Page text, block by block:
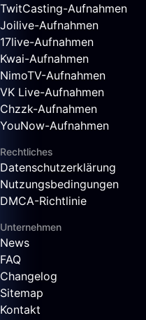
TwitCasting-Aufnahmen
Joilive-Aufnahmen
17live-Aufnahmen
Kwai-Aufnahmen
NimoTV-Aufnahmen
VK Live-Aufnahmen
Chzzk-Aufnahmen
YouNow-Aufnahmen
Rechtliches
Datenschutzerklärung
Nutzungsbedingungen
DMCA-Richtlinie
Unternehmen
News
FAQ
Changelog
Sitemap
Kontakt